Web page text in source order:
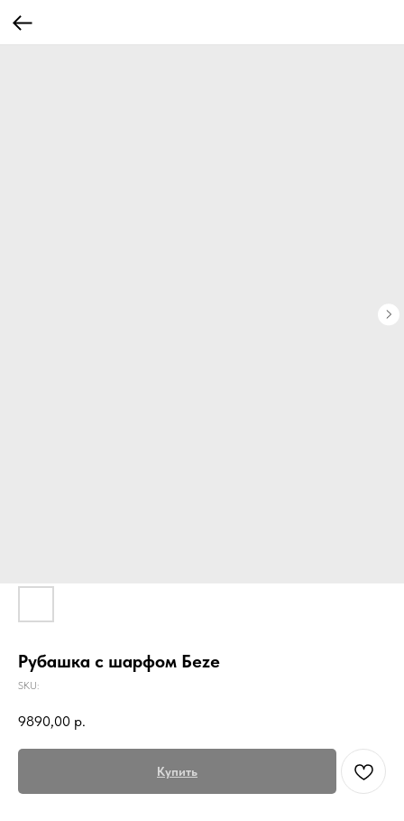
Рубашка с шарфом Беzе
SKU:
9890,00 р.
Купить